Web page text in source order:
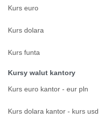
Kurs euro
Kurs dolara
Kurs funta
Kursy walut kantory
Kurs euro kantor - eur pln
Kurs dolara kantor - kurs usd